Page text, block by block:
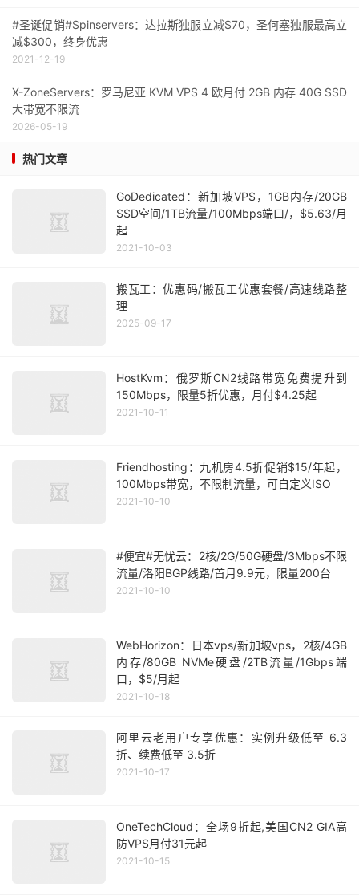
#圣诞促销#Spinservers：达拉斯独服立减$70，圣何塞独服最高立
减$300，终身优惠
2021-12-19
X-ZoneServers：罗马尼亚 KVM VPS 4 欧月付 2GB 内存 40G SSD
大带宽不限流
2026-05-19
热门文章
GoDedicated：新加坡VPS，1GB内存/20GB
SSD空间/1TB流量/100Mbps端口/，$5.63/月
起
2021-10-03
搬瓦工：优惠码/搬瓦工优惠套餐/高速线路整
理
2025-09-17
HostKvm：俄罗斯CN2线路带宽免费提升到
150Mbps，限量5折优惠，月付$4.25起
2021-10-11
Friendhosting：九机房4.5折促销$15/年起，
100Mbps带宽，不限制流量，可自定义ISO
2021-10-10
#便宜#无忧云：2核/2G/50G硬盘/3Mbps不限
流量/洛阳BGP线路/首月9.9元，限量200台
2021-10-10
WebHorizon：日本vps/新加坡vps，2核/4GB
内存/80GB NVMe硬盘/2TB流量/1Gbps端
口，$5/月起
2021-10-18
阿里云老用户专享优惠：实例升级低至 6.3
折、续费低至 3.5折
2021-10-17
OneTechCloud：全场9折起,美国CN2 GIA高
防VPS月付31元起
2021-10-15